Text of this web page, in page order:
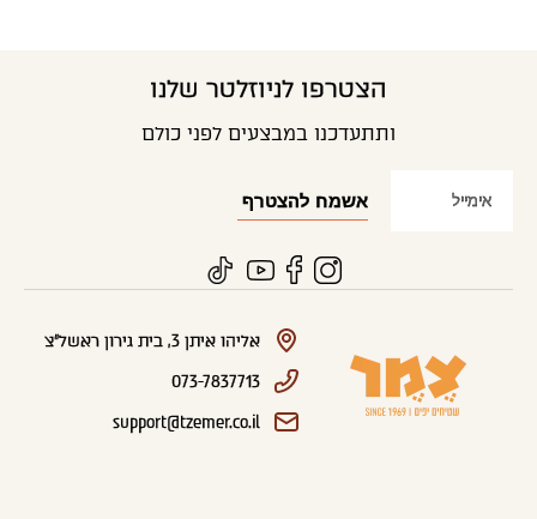
הצטרפו לניוזלטר שלנו
ותתעדכנו במבצעים לפני כולם
אליהו איתן 3, בית גירון ראשל"צ
073-7837713
support@tzemer.co.il